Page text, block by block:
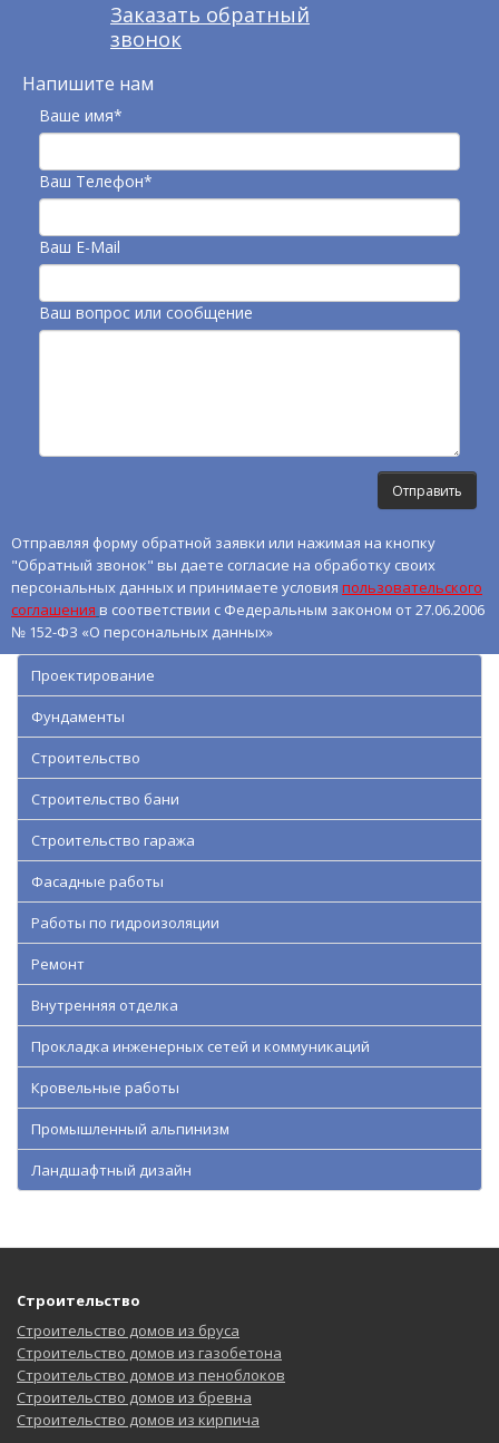
Заказать обратный
звонок
Напишите нам
Ваше имя*
Ваш Телефон*
Ваш E-Mail
Ваш вопрос или сообщение
Отправляя форму обратной заявки или нажимая на кнопку
"Обратный звонок" вы даете согласие на обработку своих
персональных данных и принимаете условия пользовательского
соглашения в соответствии с Федеральным законом от 27.06.2006
№ 152-ФЗ «О персональных данных»
Проектирование
Фундаменты
Строительство
Строительство бани
Строительство гаража
Фасадные работы
Работы по гидроизоляции
Ремонт
Внутренняя отделка
Прокладка инженерных сетей и коммуникаций
Кровельные работы
Промышленный альпинизм
Ландшафтный дизайн
Строительство
Строительство домов из бруса
Строительство домов из газобетона
Строительство домов из пеноблоков
Строительство домов из бревна
Строительство домов из кирпича